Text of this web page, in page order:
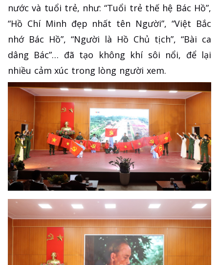
nước và tuổi trẻ, như: “Tuổi trẻ thế hệ Bác Hồ”,
“Hồ Chí Minh đẹp nhất tên Người”, “Việt Bắc
nhớ Bác Hồ”, “Người là Hồ Chủ tịch”, “Bài ca
dâng Bác”… đã tạo không khí sôi nổi, để lại
nhiều cảm xúc trong lòng người xem.